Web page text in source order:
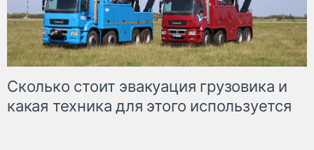
Сколько стоит эвакуация грузовика и
какая техника для этого используется